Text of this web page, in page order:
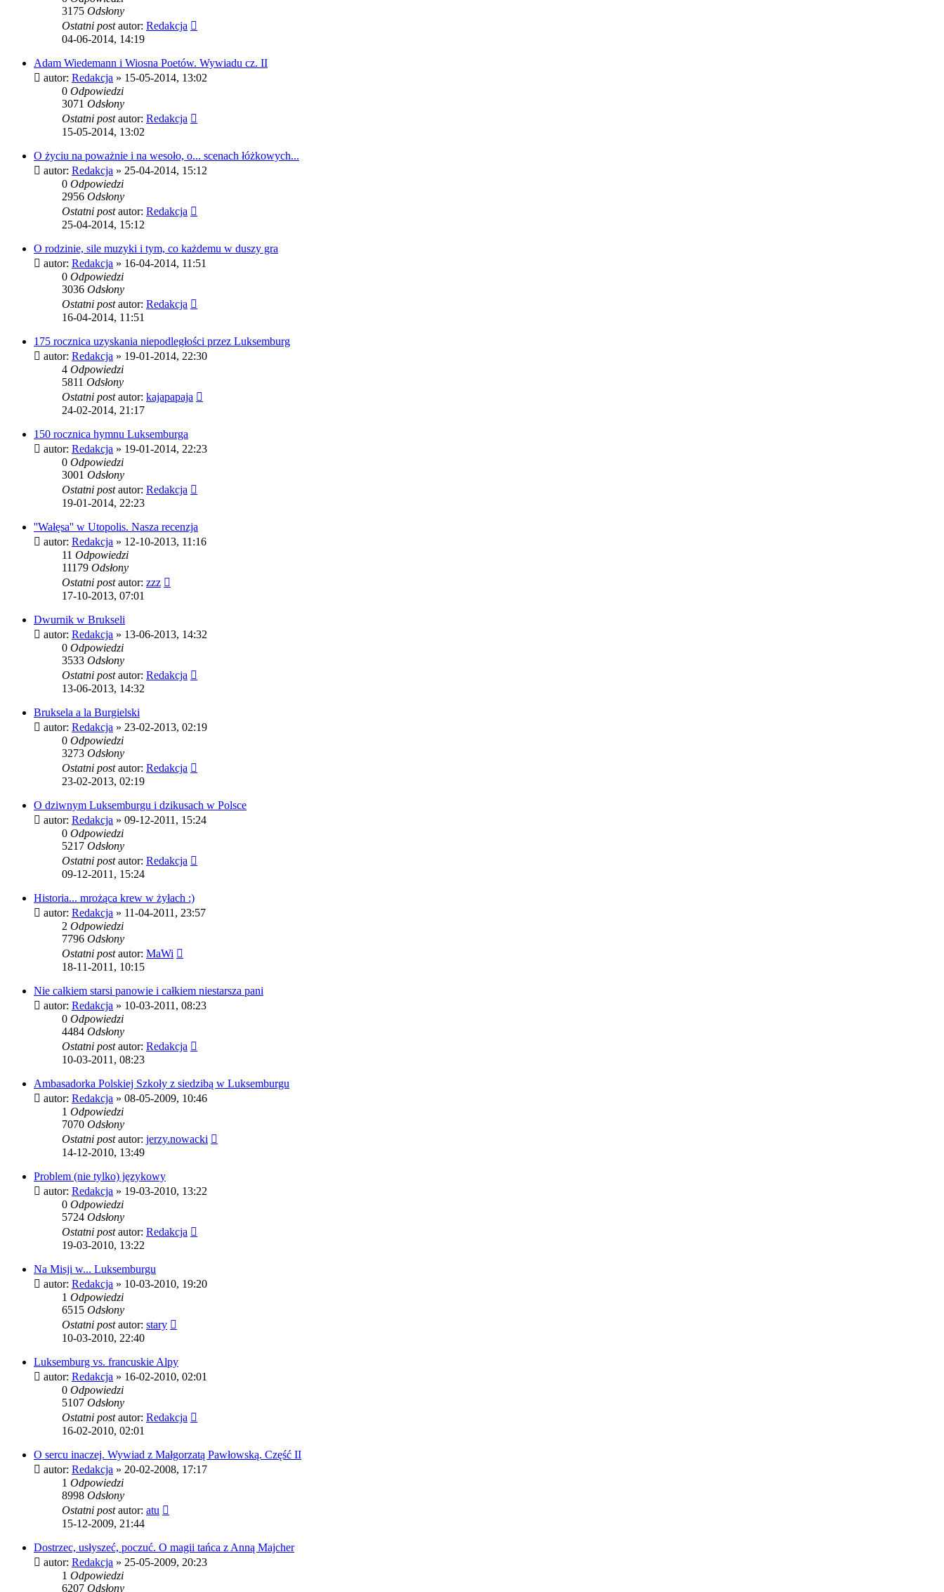
3175 Odsłony
Ostatni postautor: Redakcja
04-06-2014, 14:19
Adam Wiedemann i Wiosna Poetów. Wywiadu cz. II
autor: Redakcja » 15-05-2014, 13:02
0 Odpowiedzi
3071 Odsłony
Ostatni postautor: Redakcja
15-05-2014, 13:02
O życiu na poważnie i na wesoło, o... scenach łóżkowych...
autor: Redakcja » 25-04-2014, 15:12
0 Odpowiedzi
2956 Odsłony
Ostatni postautor: Redakcja
25-04-2014, 15:12
O rodzinie, sile muzyki i tym, co każdemu w duszy gra
autor: Redakcja » 16-04-2014, 11:51
0 Odpowiedzi
3036 Odsłony
Ostatni postautor: Redakcja
16-04-2014, 11:51
175 rocznica uzyskania niepodległości przez Luksemburg
autor: Redakcja » 19-01-2014, 22:30
4 Odpowiedzi
5811 Odsłony
Ostatni postautor: kajapapaja
24-02-2014, 21:17
150 rocznica hymnu Luksemburga
autor: Redakcja » 19-01-2014, 22:23
0 Odpowiedzi
3001 Odsłony
Ostatni postautor: Redakcja
19-01-2014, 22:23
''Wałęsa'' w Utopolis. Nasza recenzja
autor: Redakcja » 12-10-2013, 11:16
11 Odpowiedzi
11179 Odsłony
Ostatni postautor: zzz
17-10-2013, 07:01
Dwurnik w Brukseli
autor: Redakcja » 13-06-2013, 14:32
0 Odpowiedzi
3533 Odsłony
Ostatni postautor: Redakcja
13-06-2013, 14:32
Bruksela a la Burgielski
autor: Redakcja » 23-02-2013, 02:19
0 Odpowiedzi
3273 Odsłony
Ostatni postautor: Redakcja
23-02-2013, 02:19
O dziwnym Luksemburgu i dzikusach w Polsce
autor: Redakcja » 09-12-2011, 15:24
0 Odpowiedzi
5217 Odsłony
Ostatni postautor: Redakcja
09-12-2011, 15:24
Historia... mrożąca krew w żyłach :)
autor: Redakcja » 11-04-2011, 23:57
2 Odpowiedzi
7796 Odsłony
Ostatni postautor: MaWi
18-11-2011, 10:15
Nie całkiem starsi panowie i całkiem niestarsza pani
autor: Redakcja » 10-03-2011, 08:23
0 Odpowiedzi
4484 Odsłony
Ostatni postautor: Redakcja
10-03-2011, 08:23
Ambasadorka Polskiej Szkoły z siedzibą w Luksemburgu
autor: Redakcja » 08-05-2009, 10:46
1 Odpowiedzi
7070 Odsłony
Ostatni postautor: jerzy.nowacki
14-12-2010, 13:49
Problem (nie tylko) językowy
autor: Redakcja » 19-03-2010, 13:22
0 Odpowiedzi
5724 Odsłony
Ostatni postautor: Redakcja
19-03-2010, 13:22
Na Misji w... Luksemburgu
autor: Redakcja » 10-03-2010, 19:20
1 Odpowiedzi
6515 Odsłony
Ostatni postautor: stary
10-03-2010, 22:40
Luksemburg vs. francuskie Alpy
autor: Redakcja » 16-02-2010, 02:01
0 Odpowiedzi
5107 Odsłony
Ostatni postautor: Redakcja
16-02-2010, 02:01
O sercu inaczej. Wywiad z Małgorzatą Pawłowską. Część II
autor: Redakcja » 20-02-2008, 17:17
1 Odpowiedzi
8998 Odsłony
Ostatni postautor: atu
15-12-2009, 21:44
Dostrzec, usłyszeć, poczuć. O magii tańca z Anną Majcher
autor: Redakcja » 25-05-2009, 20:23
1 Odpowiedzi
6207 Odsłony